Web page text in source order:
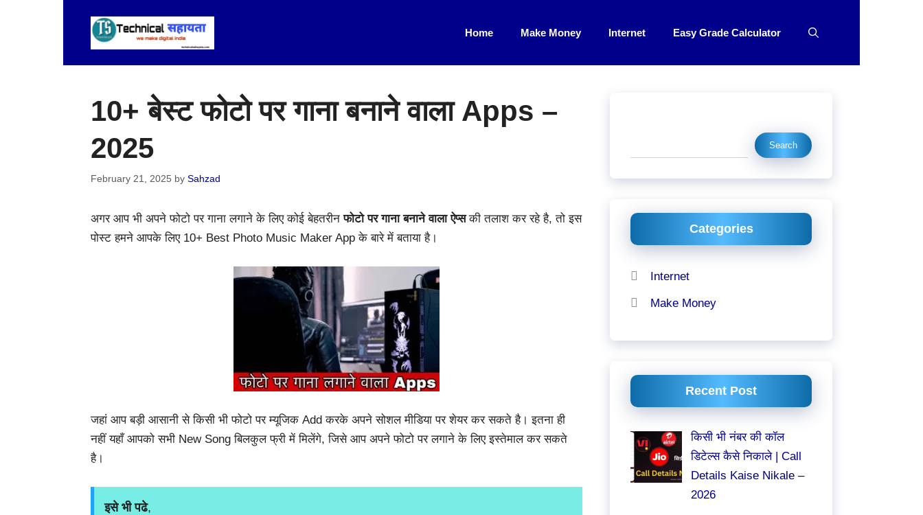
Home Make Money Internet Easy Grade Calculator
10+ बेस्ट फोटो पर गाना बनाने वाला Apps –
2025
February 21, 2025 by Sahzad
अगर आप भी अपने फोटो पर गाना लगाने के लिए कोई बेहतरीन फोटो पर गाना बनाने वाला ऐप्सकी तलाश कर रहे है, तो इस
पोस्ट हमने आपके लिए 10+ Best Photo Music Maker App के बारे में बताया है।
जहां आप बड़ी आसानी से किसी भी फोटोपर म्यूजिक Add करके अपने सोशल मीडिया पर शेयर कर सकते है। इतना ही
नहीं यहाँ आपको सभी New Song बिलकुल फ्री में मिलेंगे, जिसे आप अपने फोटो पर लगाने के लिए इस्तेमाल कर सकते
है।
इसे भी पढे,
Search
Categories
Internet
Make Money
Recent Post
किसी भी नंबर की कॉल
डिटेल्स कैसे निकाले | Call
Details Kaise Nikale –
2026